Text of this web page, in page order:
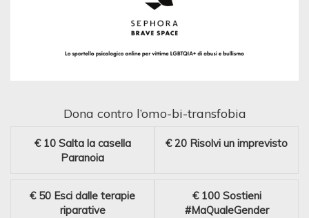
Dona contro l’omo-bi-transfobia
€ 10 Salta la casella
Paranoia
€ 20 Risolvi un imprevisto
€ 50 Esci dalle terapie
riparative
€ 100 Sostieni
#MaQualeGender